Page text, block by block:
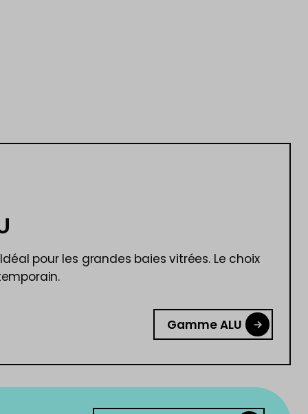
pour les grandes baies vitrées. Le choix
Gamme ALU